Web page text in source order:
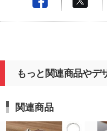
もっと関連商品やデ
関連商品